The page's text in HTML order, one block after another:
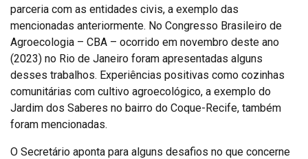
parceria com as entidades civis, a exemplo das
mencionadas anteriormente. No Congresso Brasileiro de
Agroecologia – CBA – ocorrido em novembro deste ano
(2023) no Rio de Janeiro foram apresentadas alguns
desses trabalhos. Experiências positivas como cozinhas
comunitárias com cultivo agroecológico, a exemplo do
Jardim dos Saberes no bairro do Coque-Recife, também
foram mencionadas.
O Secretário aponta para alguns desafios no que concerne